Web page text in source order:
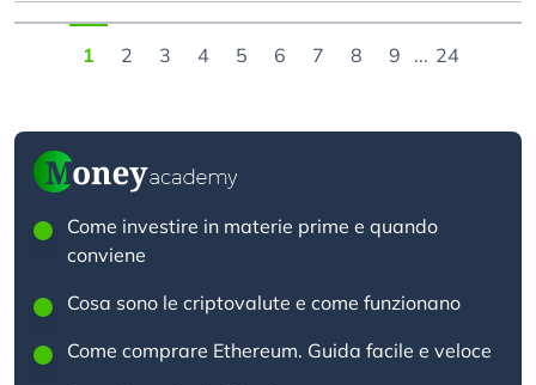
1 2 3 4 5 6 7 8 9 ... 24
Come investire in materie prime e quando
conviene
Cosa sono le criptovalute e come funzionano
Come comprare Ethereum. Guida facile e veloce